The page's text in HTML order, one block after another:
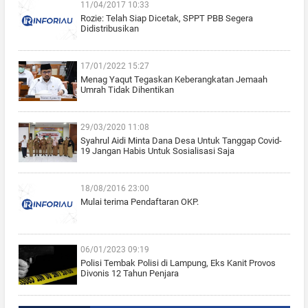
11/04/2017 10:33
Rozie: Telah Siap Dicetak, SPPT PBB Segera
Didistribusikan
17/01/2022 15:27
Menag Yaqut Tegaskan Keberangkatan Jemaah
Umrah Tidak Dihentikan
29/03/2020 11:08
Syahrul Aidi Minta Dana Desa Untuk Tanggap Covid-
19 Jangan Habis Untuk Sosialisasi Saja
18/08/2016 23:00
Mulai terima Pendaftaran OKP.
06/01/2023 09:19
Polisi Tembak Polisi di Lampung, Eks Kanit Provos
Divonis 12 Tahun Penjara